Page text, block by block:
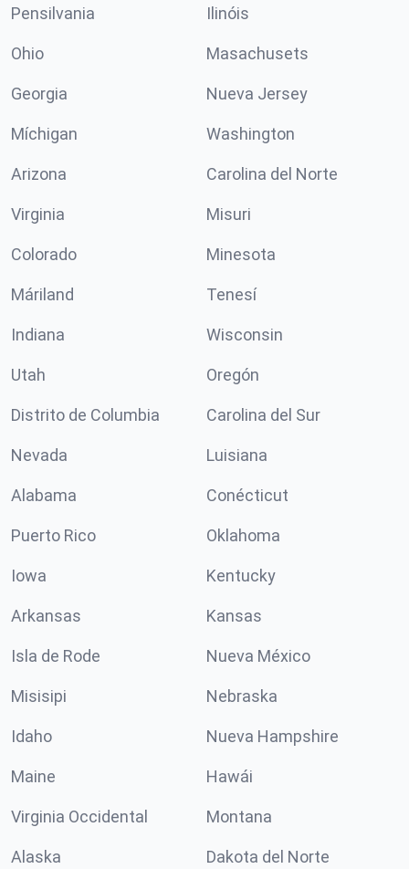
Pensilvania Ilinóis
Ohio Masachusets
Georgia Nueva Jersey
Míchigan Washington
Arizona Carolina del Norte
Virginia Misuri
Colorado Minesota
Máriland Tenesí
Indiana Wisconsin
Utah Oregón
Distrito de Columbia Carolina del Sur
Nevada Luisiana
Alabama Conécticut
Puerto Rico Oklahoma
Iowa Kentucky
Arkansas Kansas
Isla de Rode Nueva México
Misisipi Nebraska
Idaho Nueva Hampshire
Maine Hawái
Virginia Occidental Montana
Alaska Dakota del Norte